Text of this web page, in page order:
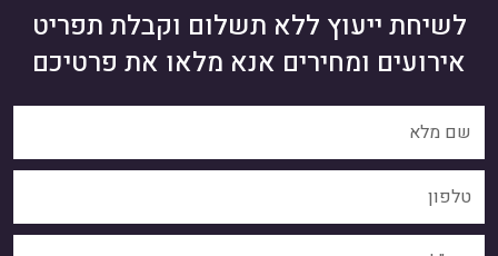
לשיחת ייעוץ ללא תשלום וקבלת תפריט
אירועים ומחירים אנא מלאו את פרטיכם